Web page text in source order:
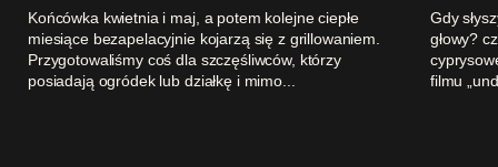
Końcówka kwietnia i maj, a potem kolejne ciepłe
miesiące bezapelacyjnie kojarzą się z grillowaniem.
Przygotowaliśmy coś dla szczęśliwców, którzy
posiadają ogródek lub działkę i mimo...
Gdy
głowy?
filmu